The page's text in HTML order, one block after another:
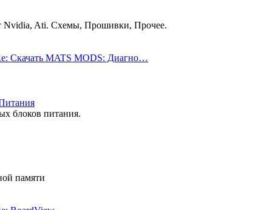
Nvidia, Ati. Схемы, Прошивки, Прочее.
Скачать MATS MODS: Диагно…
блоков питания.
памяти